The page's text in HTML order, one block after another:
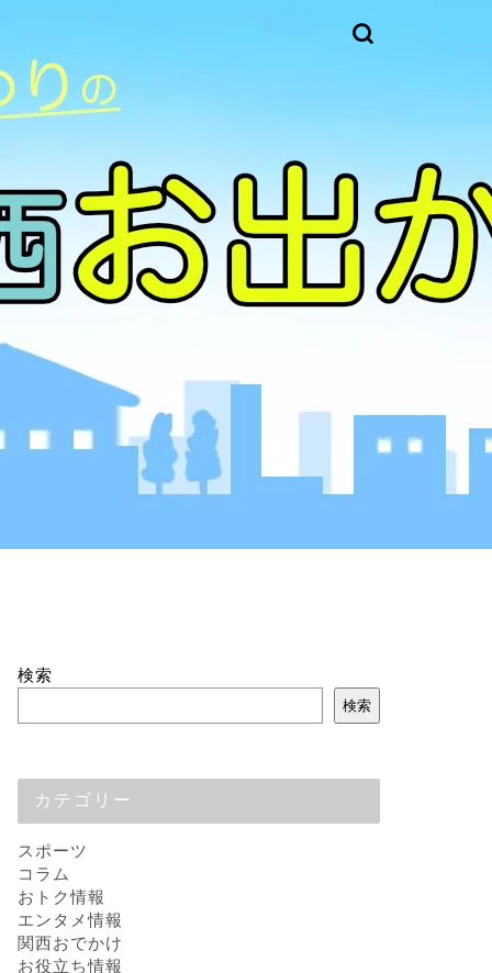
検索
検索
カテゴリー
スポーツ
コラム
おトク情報
エンタメ情報
関西おでかけ
お役立ち情報